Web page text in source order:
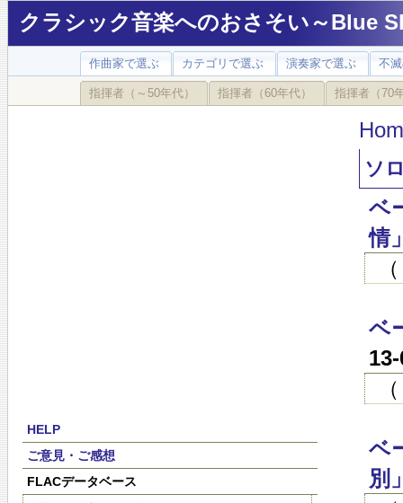
クラシック音楽へのおさそい～Blue
作曲家で選ぶ カテゴリで選ぶ 演奏家で選ぶ 不
指揮者（～50年代） 指揮者（60年代） 指揮者（70
HELP
ご意見・ご感想
FLACデータベース
ソ
ベ
情
ベ
ベ
別